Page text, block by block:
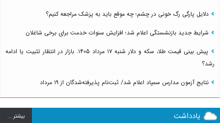
دلایل پارگی رگ خونی در چشم؛ چه موقع باید به پزشک مراجعه کنیم؟
شرایط جدید بازنشستگی اعلام شد؛ افزایش سنوات خدمت برای برخی شاغلان
پیش بینی قیمت طلا، سکه و دلار شنبه ۱۷ مرداد ۱۴۰۵. بازار در انتظار تثبیت یا ادامه
رشد؟
نتایج آزمون مدارس سمپاد اعلام شد/ ثبت‌نام پذیرفته‌شدگان از ۱۹ مرداد
یادداشت بيشتر ...